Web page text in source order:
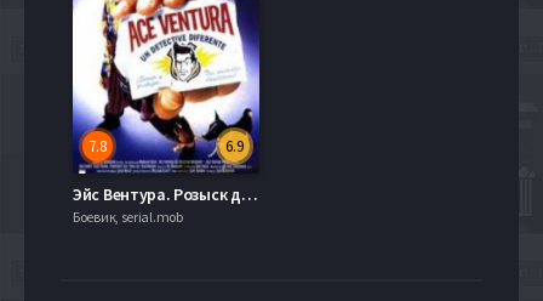
6.9
7.8
Эйс Вентура. Розыск домашних животных (1993)
Боевик, serial.mob